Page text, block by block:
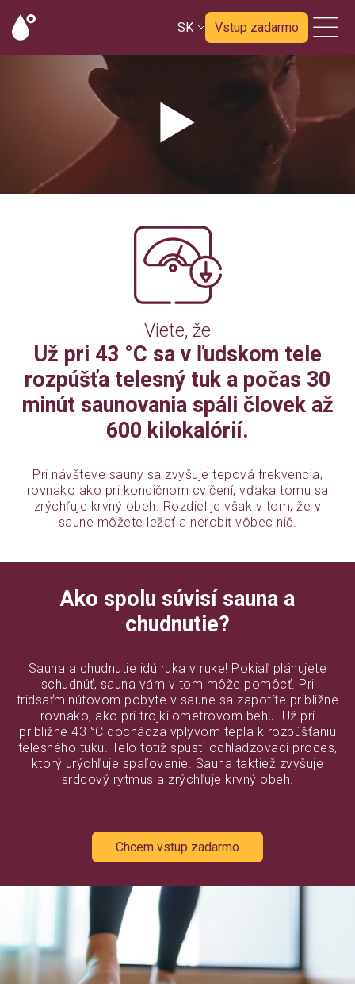
SK Vstup zadarmo
Viete, že
Už pri 43 °C sa v ľudskom tele
rozpúšťa telesný tuk a počas 30
minút saunovania spáli človek až
600 kilokalórií.
Pri návšteve sauny sa zvyšuje tepová frekvencia,
rovnako ako pri kondičnom cvičení, vďaka tomu sa
zrýchľuje krvný obeh. Rozdiel je však v tom, že v
saune môžete ležať a nerobiť vôbec nič.
Ako spolu súvisí sauna a
chudnutie?
Sauna a chudnutie idú ruka v ruke! Pokiaľ plánujete
schudnúť, sauna vám v tom môže pomôcť. Pri
tridsaťminútovom pobyte v saune sa zapotíte približne
rovnako, ako pri trojkilometrovom behu. Už pri
približne 43 °C dochádza vplyvom tepla k rozpúšťaniu
telesného tuku. Telo totiž spustí ochladzovací proces,
ktorý urýchľuje spaľovanie. Sauna taktiež zvyšuje
srdcový rytmus a zrýchľuje krvný obeh.
Chcem vstup zadarmo